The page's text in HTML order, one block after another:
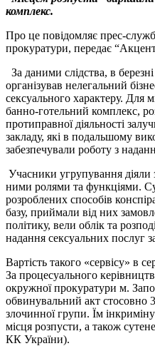
комплекс.
Про це повідомляє прес-
прокуратури, передає
За даними слідства, в
організував нелегальний
сексуального характеру. Для
банно-готельний комплекс,
протиправної діяльності
закладу, які в подальшому
забезпечували роботу з
Учасники угрупування діяли
ними ролями та функціями.
розроблених способів
базу, приймали від них
політику, вели облік та
надання сексуальних послуг
Вартість такого «сервісу» в
За процесуального
окружної прокуратури м.
обвинувальний акт стосовно
злочинної групи. Їм
місця розпусти, а також
КК України).